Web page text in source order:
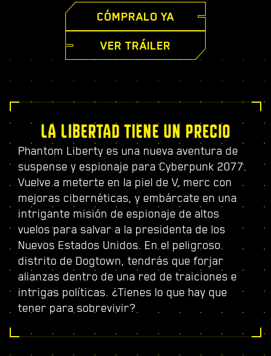
CÓMPRALO YA
VER TRÁILER
LA LIBERTAD TIENE UN PRECIO
Phantom Liberty es una nueva aventura de
suspense y espionaje para Cyberpunk 2077.
Vuelve a meterte en la piel de V, merc con
mejoras cibernéticas, y embárcate en una
intrigante misión de espionaje de altos
vuelos para salvar a la presidenta de los
Nuevos Estados Unidos. En el peligroso
distrito de Dogtown, tendrás que forjar
alianzas dentro de una red de traiciones e
intrigas políticas. ¿Tienes lo que hay que
tener para sobrevivir?